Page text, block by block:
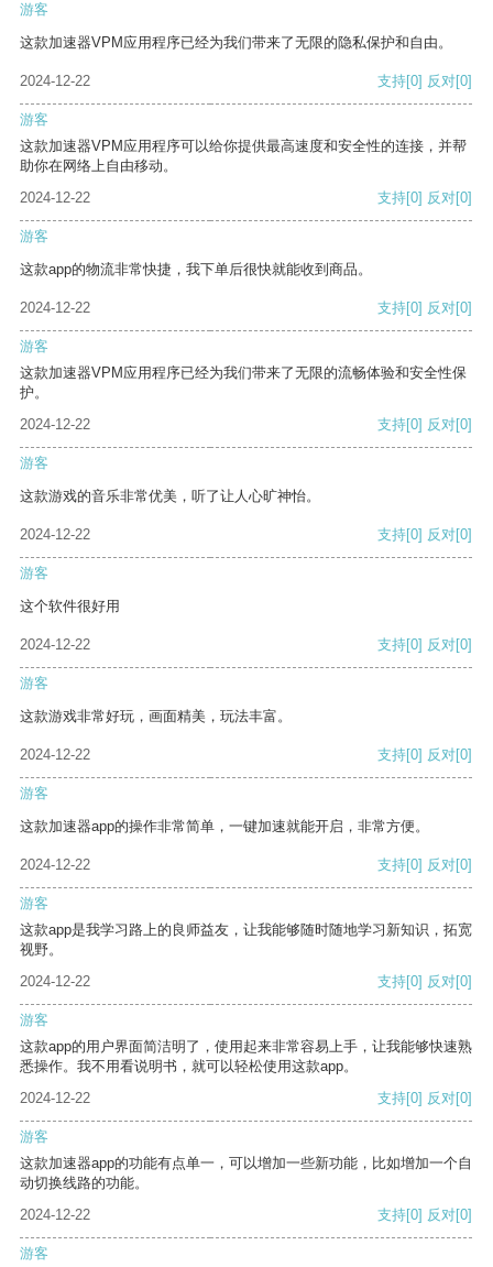
游客
这款加速器VPM应用程序已经为我们带来了无限的隐私保护和自由。
2024-12-22 支持[0] 反对[0]
游客
这款加速器VPM应用程序可以给你提供最高速度和安全性的连接，并帮
助你在网络上自由移动。
2024-12-22
支持[0] 反对[0]
游客
这款app的物流非常快捷，我下单后很快就能收到商品。
2024-12-22 支持[0] 反对[0]
游客
这款加速器VPM应用程序已经为我们带来了无限的流畅体验和安全性保
护。
2024-12-22
支持[0] 反对[0]
游客
这款游戏的音乐非常优美，听了让人心旷神怡。
2024-12-22 支持[0] 反对[0]
游客
这个软件很好用
2024-12-22 支持[0] 反对[0]
游客
这款游戏非常好玩，画面精美，玩法丰富。
2024-12-22 支持[0] 反对[0]
游客
这款加速器app的操作非常简单，一键加速就能开启，非常方便。
2024-12-22 支持[0] 反对[0]
游客
这款app是我学习路上的良师益友，让我能够随时随地学习新知识，拓宽
视野。
2024-12-22
支持[0] 反对[0]
游客
这款app的用户界面简洁明了，使用起来非常容易上手，让我能够快速熟
悉操作。我不用看说明书，就可以轻松使用这款app。
2024-12-22
支持[0] 反对[0]
游客
这款加速器app的功能有点单一，可以增加一些新功能，比如增加一个自
动切换线路的功能。
2024-12-22
支持[0] 反对[0]
游客